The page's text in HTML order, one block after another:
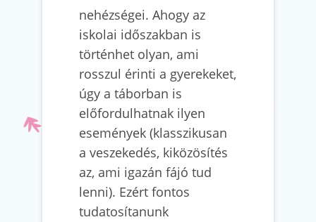
nehézségei. Ahogy az
iskolai időszakban is
történhet olyan, ami
rosszul érinti a gyerekeket,
úgy a táborban is
előfordulhatnak ilyen
események (klasszikusan
a veszekedés, kiközösítés
az, ami igazán fájó tud
lenni). Ezért fontos
tudatosítanunk